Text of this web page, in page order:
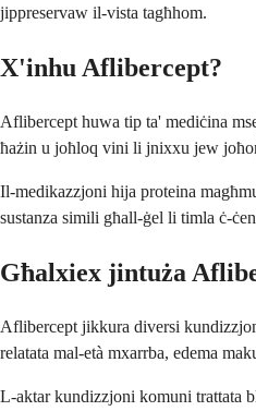
jippreservaw il-vista tagħhom.
X'inhu Aflibercept?
Aflibercept huwa tip ta' mediċina
ħażin u joħloq vini li jnixxu jew
Il-medikazzjoni hija proteina
sustanza simili għall-ġel li timla ċ-
Għalxiex jintuża
Aflibercept jikkura diversi
relatata mal-età mxarrba, edema
L-aktar kundizzjoni komuni trattata